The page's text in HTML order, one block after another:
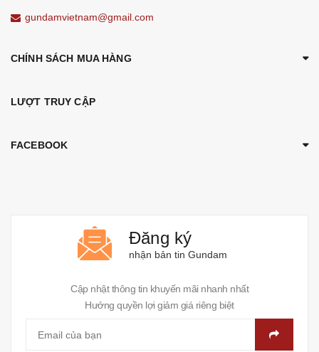
gundamvietnam@gmail.com
CHÍNH SÁCH MUA HÀNG
LƯỢT TRUY CẬP
FACEBOOK
Đăng ký
nhận bản tin Gundam
Cập nhật thông tin khuyến mãi nhanh nhất
Hưởng quyền lợi giảm giá riêng biệt